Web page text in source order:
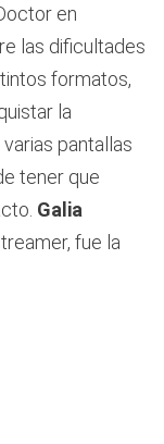
en
las dificultades
formatos,
la
pantallas
tener que
Galia
fue la